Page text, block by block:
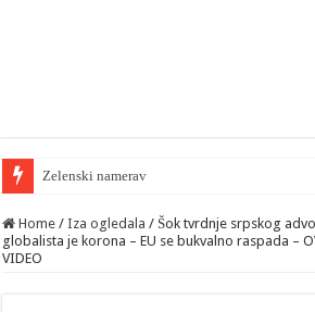
Zelenski namerava da „ošamari“ Rusiju sasta
Home / Iza ogledala / Šok tvrdnje srpskog
globalista je korona – EU se bukvalno raspada –
VIDEO